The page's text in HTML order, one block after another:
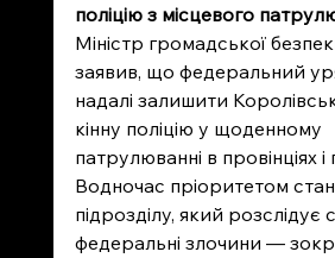
поліцію з місцевого
Міністр громадської
заявив, що федеральний
надалі залишити
кінну поліцію у щоденному
патрулюванні в провінціях
Водночас пріоритетом
підрозділу, який розслідує
федеральні злочини —